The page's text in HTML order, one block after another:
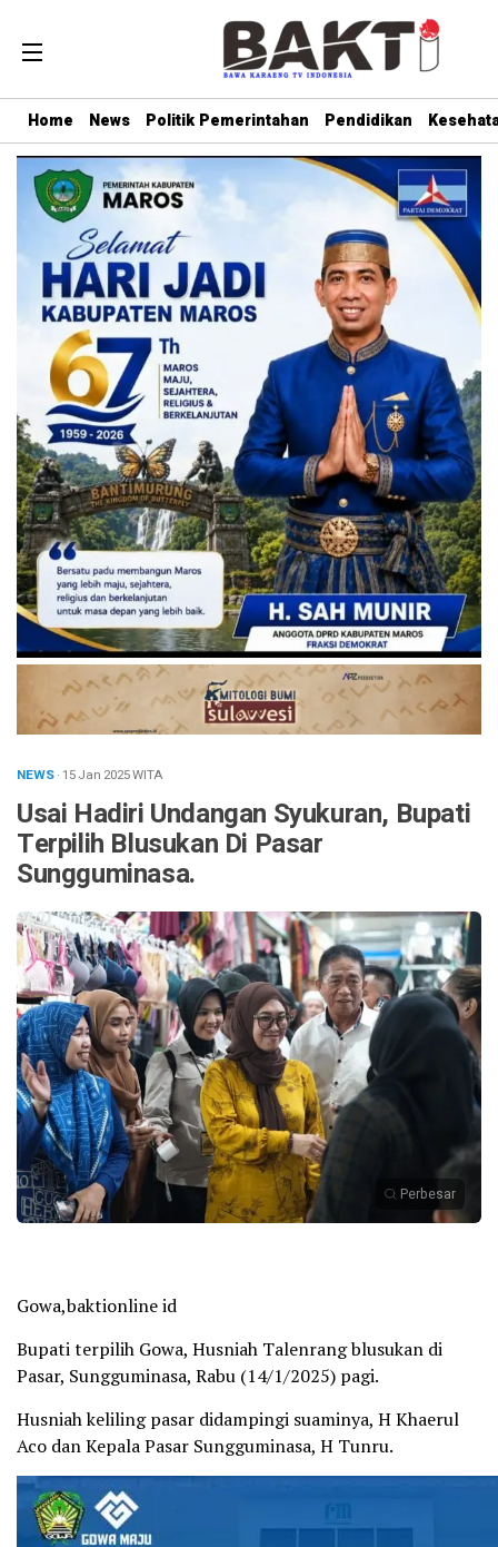
Home News Politik Pemerintahan Pendidikan
NEWS· 15 Jan 2025WITA
Usai Hadiri Undangan Syukuran, Bupati
Terpilih Blusukan Di Pasar
Sungguminasa.
Perbesar
Gowa,baktionline id
Bupati terpilih Gowa, Husniah Talenrang blusukan di
Pasar, Sungguminasa, Rabu (14/1/2025) pagi.
Husniah keliling pasar didampingi suaminya, H Khaerul
Aco dan Kepala Pasar Sungguminasa, H Tunru.